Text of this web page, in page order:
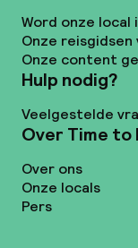
Word onze local
Onze reisgidsen
Onze content
Hulp nodig?
Veelgestelde
Over Time to
Over ons
Onze locals
Pers